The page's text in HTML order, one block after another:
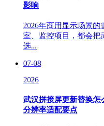
影响
2026年商用显示场景
室、监控项目，都会把
选...
07-08
2026
武汉拼接屏更新替换怎
分辨率适配要点